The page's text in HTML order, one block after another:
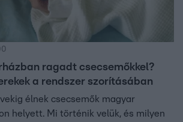
ragadt csecsemőkkel?
a rendszer szorításában
élnek csecsemők magyar
helyett. Mi történik velük, és milyen